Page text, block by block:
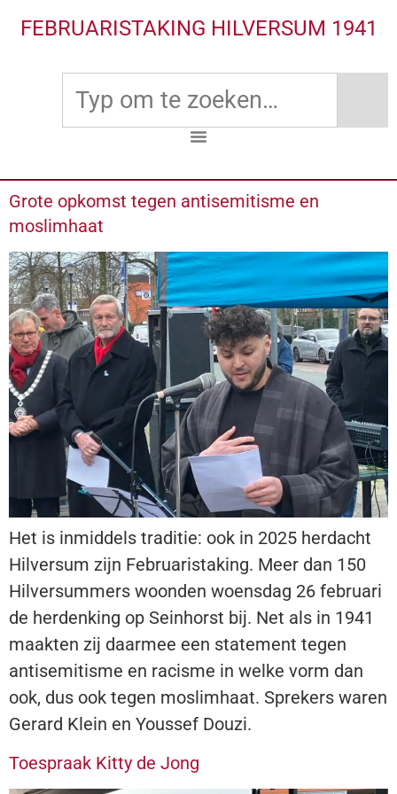
FEBRUARISTAKING HILVERSUM 1941
Grote opkomst tegen antisemitisme en
moslimhaat
Het is inmiddels traditie: ook in 2025 herdacht
Hilversum zijn Februaristaking. Meer dan 150
Hilversummers woonden woensdag 26 februari
de herdenking op Seinhorst bij. Net als in 1941
maakten zij daarmee een statement tegen
antisemitisme en racisme in welke vorm dan
ook, dus ook tegen moslimhaat. Sprekers waren
Gerard Klein en Youssef Douzi.
Toespraak Kitty de Jong